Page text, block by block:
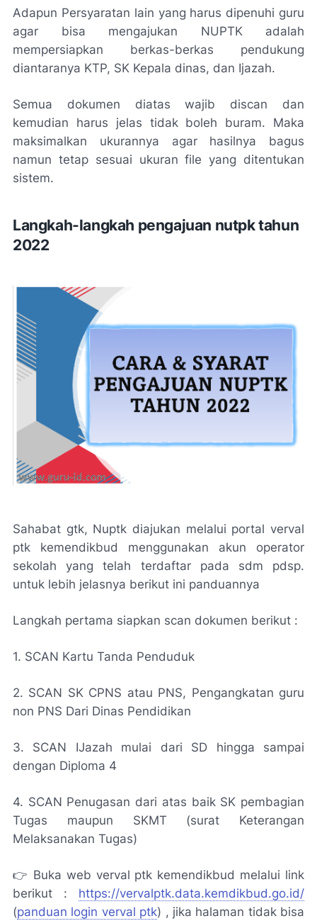
Adapun Persyaratan lain yang harus dipenuhi guru
agar bisa mengajukan NUPTK adalah
mempersiapkan berkas-berkas pendukung
diantaranya KTP, SK Kepala dinas, dan Ijazah.
Semua dokumen diatas wajib discan dan
kemudian harus jelas tidak boleh buram. Maka
maksimalkan ukurannya agar hasilnya bagus
namun tetap sesuai ukuran file yang ditentukan
sistem.
Langkah-langkah pengajuan nutpk tahun
2022
Sahabat gtk, Nuptk diajukan melalui portal verval
ptk kemendikbud menggunakan akun operator
sekolah yang telah terdaftar pada sdm pdsp.
untuk lebih jelasnya berikut ini panduannya
Langkah pertama siapkan scan dokumen berikut :
1. SCAN Kartu Tanda Penduduk
2. SCAN SK CPNS atau PNS, Pengangkatan guru
non PNS Dari Dinas Pendidikan
3. SCAN IJazah mulai dari SD hingga sampai
dengan Diploma 4
4. SCAN Penugasan dari atas baik SK pembagian
Tugas maupun SKMT (surat Keterangan
Melaksanakan Tugas)
👉 Buka web verval ptk kemendikbud melalui link
berikut : https://vervalptk.data.kemdikbud.go.id/
(panduan login verval ptk) , jika halaman tidak bisa